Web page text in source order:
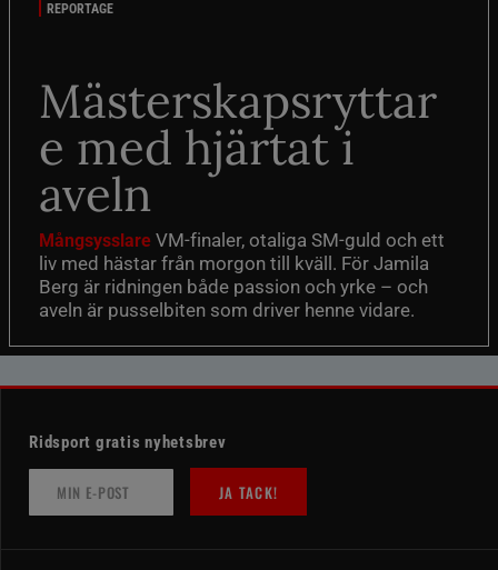
REPORTAGE
Mästerskapsryttar
e med hjärtat i
aveln
Mångsysslare VM-finaler, otaliga SM-guld och ett
liv med hästar från morgon till kväll. För Jamila
Berg är ridningen både passion och yrke – och
aveln är pusselbiten som driver henne vidare.
Ridsport gratis nyhetsbrev
JA TACK!